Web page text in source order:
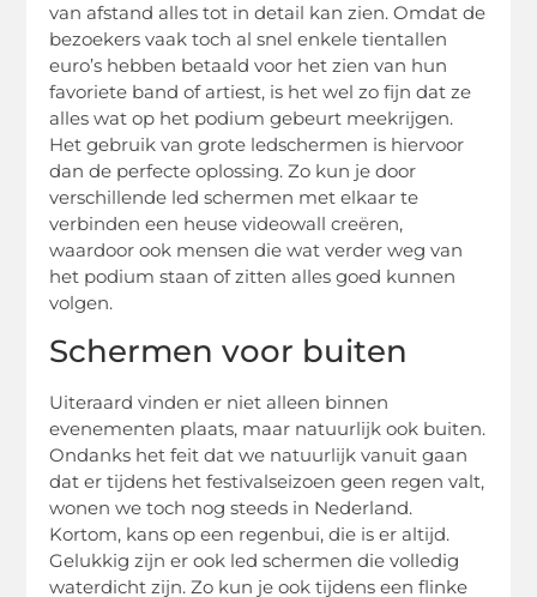
van afstand alles tot in detail kan zien. Omdat de
bezoekers vaak toch al snel enkele tientallen
euro’s hebben betaald voor het zien van hun
favoriete band of artiest, is het wel zo fijn dat ze
alles wat op het podium gebeurt meekrijgen.
Het gebruik van grote ledschermen is hiervoor
dan de perfecte oplossing. Zo kun je door
verschillende led schermen met elkaar te
verbinden een heuse videowall creëren,
waardoor ook mensen die wat verder weg van
het podium staan of zitten alles goed kunnen
volgen.
Schermen voor buiten
Uiteraard vinden er niet alleen binnen
evenementen plaats, maar natuurlijk ook buiten.
Ondanks het feit dat we natuurlijk vanuit gaan
dat er tijdens het festivalseizoen geen regen valt,
wonen we toch nog steeds in Nederland.
Kortom, kans op een regenbui, die is er altijd.
Gelukkig zijn er ook led schermen die volledig
waterdicht zijn. Zo kun je ook tijdens een flinke